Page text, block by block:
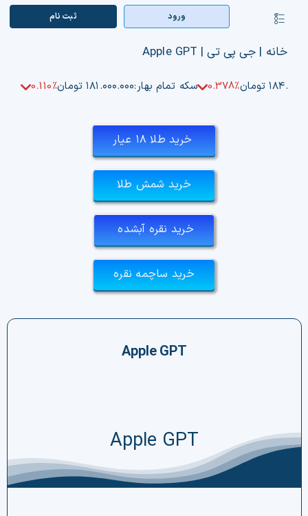
content
کنترلر
صفحه‌بندی
صفحه اصلی
بازار ارزها
تابلوخوانی ارزهای دیجیتال
تماس با ما
دسته‌بندی ارزها
ورود ثبت‌ نام
خانه | جی پی تی|
Apple GPT
تومان 0.378% سکه تمام بهار:۱۸۱.۰۰۰.۰۰۰ تومان 0.110%
خرید طلا ۱۸ عیار
خرید شمش طلا
خرید نقره آبشده
خرید ساچمه نقره
Apple GPT
Apple GPT